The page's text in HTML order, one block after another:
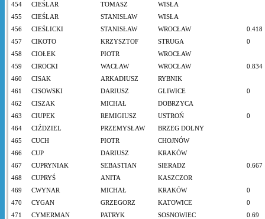
454
CIEŚLAR TOMASZ
WISŁA
455
CIEŚLAR STANISŁAW
WISŁA
456
CIEŚLICKI STANISŁAW WROCŁAW
0.418
457
CIKOTO KRZYSZTOF STRUGA
0
458
CIOŁEK PIOTR
WROCŁAW
459
CIROCKI WACŁAW WROCŁAW
0.834
460
CISAK ARKADIUSZ
RYBNIK
461
CISOWSKI DARIUSZ GLIWICE
0
462
CISZAK MICHAŁ
DOBRZYCA
463
CIUPEK REMIGIUSZ USTROŃ
0
464
CIŹDZIEL PRZEMYSŁAW
BRZEG DOLNY
465
CUCH PIOTR
CHOJNÓW
466
CUP DARIUSZ
KRAKÓW
467
CUPRYNIAK SEBASTIAN SIERADZ
0.667
468
CUPRYŚ ANITA
KASZCZOR
469
CWYNAR MICHAŁ KRAKÓW
0
470
CYGAN GRZEGORZ KATOWICE
0
471
CYMERMAN PATRYK SOSNOWIEC
0.69